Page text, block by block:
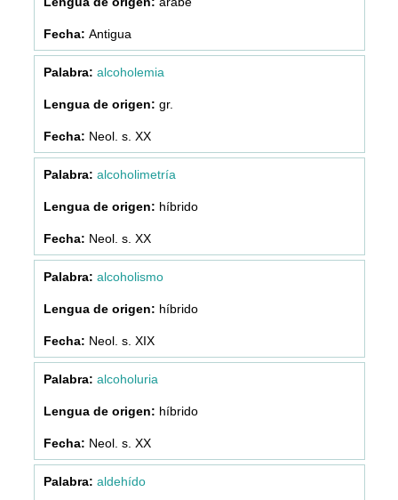
Antigua
alcoholemia
gr.
Neol. s. XX
alcoholimetría
híbrido
Neol. s. XX
alcoholismo
híbrido
Neol. s. XIX
alcoholuria
híbrido
Neol. s. XX
aldehído